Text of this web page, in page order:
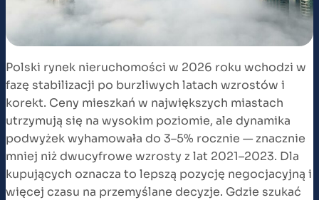
Polski rynek nieruchomości w 2026 roku wchodzi w
fazę stabilizacji po burzliwych latach wzrostów i
korekt. Ceny mieszkań w największych miastach
utrzymują się na wysokim poziomie, ale dynamika
podwyżek wyhamowała do 3–5% rocznie — znacznie
mniej niż dwucyfrowe wzrosty z lat 2021–2023. Dla
kupujących oznacza to lepszą pozycję negocjacyjną i
więcej czasu na przemyślane decyzje. Gdzie szukać